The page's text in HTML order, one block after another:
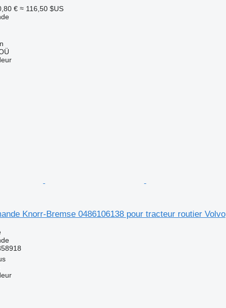
€ ≈ 116,50 $US
Knorr-Bremse 0486106138 pour tracteur routier Volvo